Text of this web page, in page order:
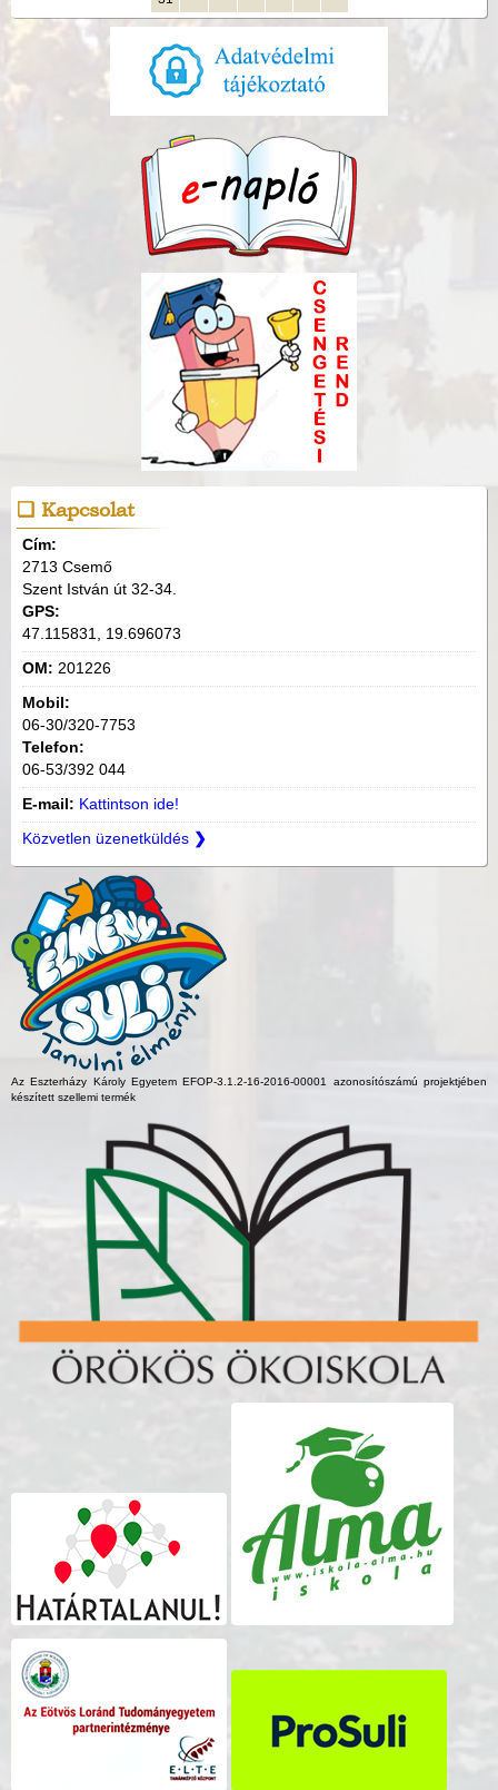
Kapcsolat
Cím:
2713 Csemő
Szent István út 32-34.
GPS:
47.115831, 19.696073
OM: 201226
Mobil:
06-30/320-7753
Telefon:
06-53/392 044
E-mail: Kattintson ide!
Közvetlen üzenetküldés ❯
Az Eszterházy Károly Egyetem EFOP-3.1.2-16-2016-00001 azonosítószámú projektjében
készített szellemi termék